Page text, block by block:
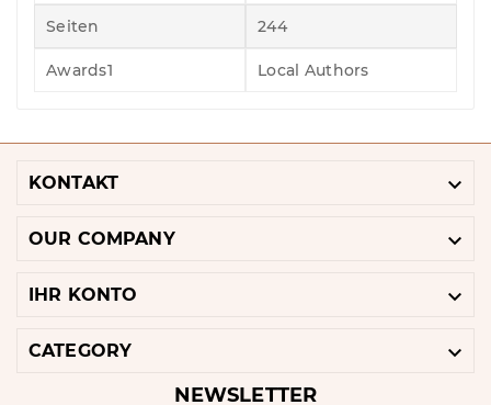
Seiten 244
Awards1 Local Authors
KONTAKT 
OUR COMPANY 
IHR KONTO 
CATEGORY 
NEWSLETTER